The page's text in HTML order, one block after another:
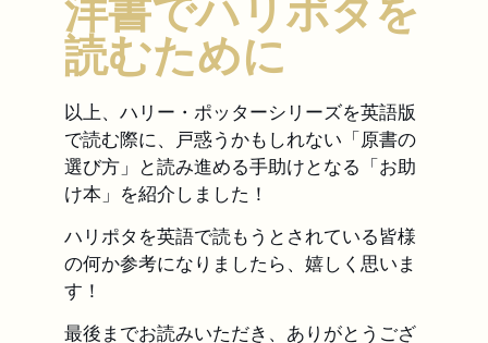
洋書でハリポタを
読むために
以上、ハリー・ポッターシリーズを英語版
で読む際に、戸惑うかもしれない「原書の
選び方」と読み進める手助けとなる「お助
け本」を紹介しました！
ハリポタを英語で読もうとされている皆様
の何か参考になりましたら、嬉しく思いま
す！
最後までお読みいただき、ありがとうござ